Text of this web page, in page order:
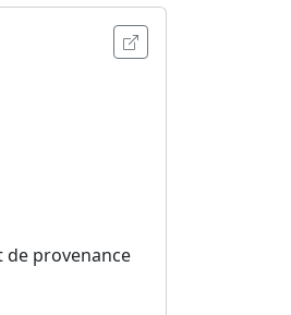
Ouvrir l'annonce
de provenance